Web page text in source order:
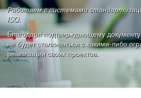
Работаем с системами
ISO.
Благодаря подтверждающему
не будет сталкиваться с какими-либо
реализации своих проектов.